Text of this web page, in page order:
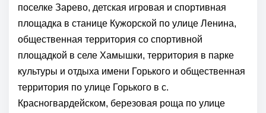
поселке Зарево, детская игровая и спортивная
площадка в станице Кужорской по улице Ленина,
общественная территория со спортивной
площадкой в селе Хамышки, территория в парке
культуры и отдыха имени Горького и общественная
территория по улице Горького в с.
Красногвардейском, березовая роща по улице